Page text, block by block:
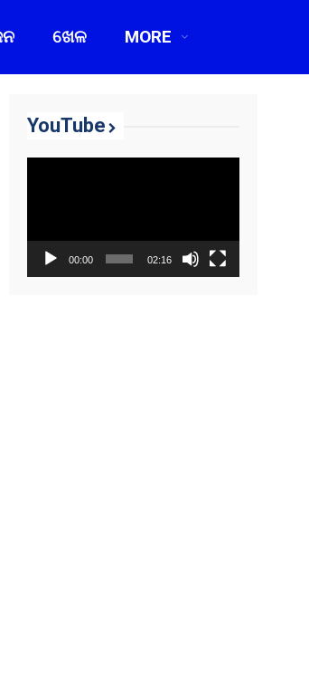
ଖେଳ MORE
YouTube
00:00 02:16